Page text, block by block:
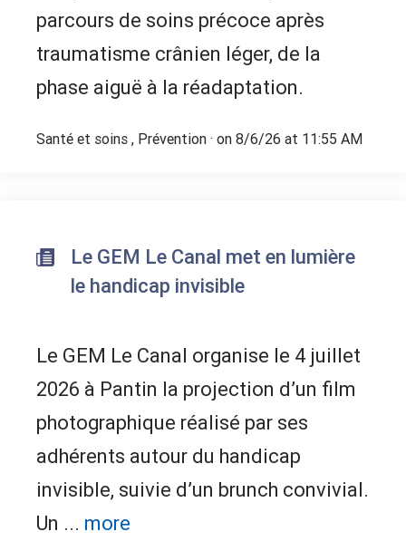
parcours de soins précoce après
traumatisme crânien léger, de la
phase aiguë à la réadaptation.
Santé et soins , Prévention · on 8/6/26 at 11:55 AM
Le GEM Le Canal met en lumière
le handicap invisible
Le GEM Le Canal organise le 4 juillet
2026 à Pantin la projection d’un film
photographique réalisé par ses
adhérents autour du handicap
invisible, suivie d’un brunch convivial.
Un ... more